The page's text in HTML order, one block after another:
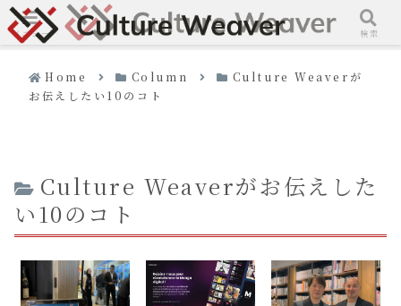
Home Column
Culture Weaverが
お伝えしたい10のコト
Culture Weaverがお伝えした
い10のコト
メニュー 検索